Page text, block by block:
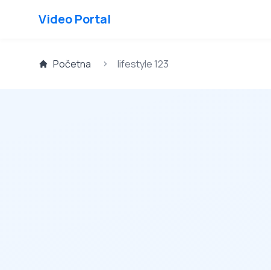
Video Portal
Početna lifestyle 123